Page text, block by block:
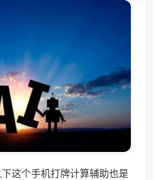
这个手机打牌计算辅助也是